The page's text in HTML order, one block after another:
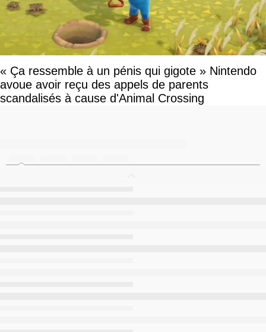
« Ça ressemble à un pénis qui gigote » Nintendo
avoue avoir reçu des appels de parents
scandalisés à cause d'Animal Crossing